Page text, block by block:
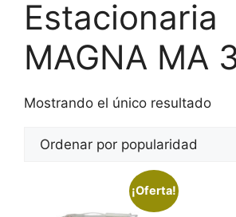
Estacionaria
MAGNA MA
Mostrando el único resultado
¡Oferta!